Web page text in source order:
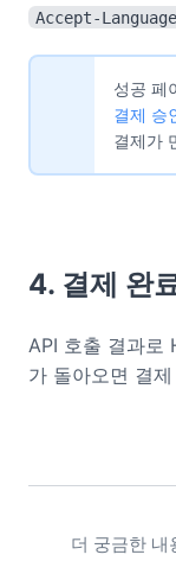
Accept-
성공 페
결제 승
결제가
4. 결제 완
API 호출 결과로
가 돌아오면 결
더 궁금한 내